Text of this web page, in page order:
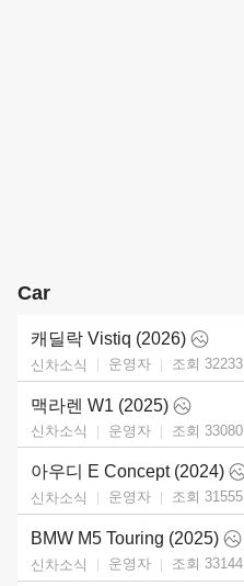
Car
캐딜락 Vistiq (2026)
신차소식 운영자 조회 32233
맥라렌 W1 (2025)
신차소식 운영자 조회 33080
아우디 E Concept (2024)
신차소식 운영자 조회 31555
BMW M5 Touring (2025)
신차소식 운영자 조회 33144